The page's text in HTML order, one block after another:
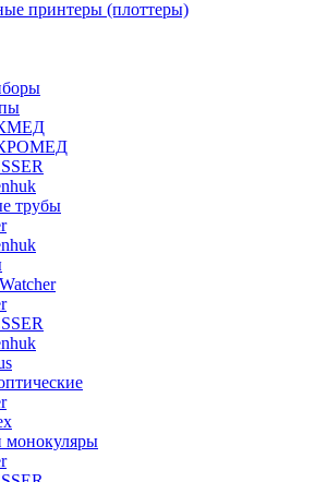
принтеры (плоттеры)
трубы
монокуляры